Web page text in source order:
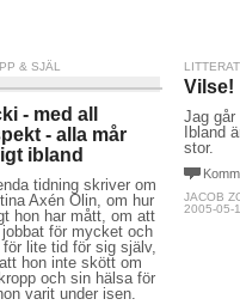
& SJÄL
- med all
- alla mår
ibland
tidning skriver om
Axén Olin, om hur
hon har mått, om att
jobbat för mycket och
för lite tid för sig själv,
hon inte skött om
och sin hälsa för
varit under isen.
Vilse!
Jag
Ibland
stor.
JACOB
2005-05-